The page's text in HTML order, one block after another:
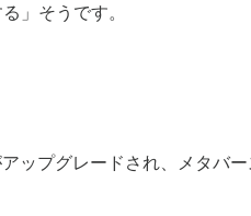
」そうです。
ップグレードされ、メタバ